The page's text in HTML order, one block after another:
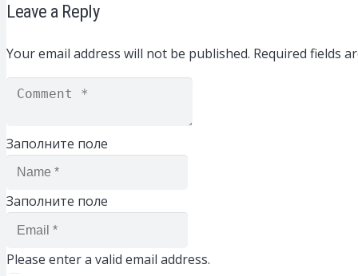
Leave a Reply
Your email address will not be published. Required fields
Заполните поле
Заполните поле
Please enter a valid email address.